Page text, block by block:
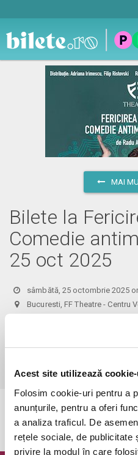
Acest site utilizează
Folosim cookie-uri pentru a
anunțurile, pentru a oferi
a analiza traficul. De
rețele sociale, de publicitate
privire la modul în care
MAI
Bilete la
Comedie
25 oct 2025
sâmbătă, 25 octombrie 2025
Bucuresti, FF Theatre -
Din respect pentru actori si
prezenta cu cel putin 30 de
valabilitatea.